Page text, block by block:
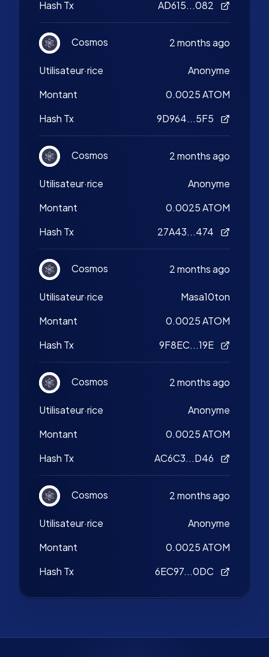
Hash Tx AD615...082
Cosmos 2 months ago
Utilisateur·rice
Anonyme
Montant
0.0025 ATOM
Hash Tx
9D964...5F5
Cosmos 2 months ago
Utilisateur·rice
Anonyme
Montant
0.0025 ATOM
Hash Tx
27A43...474
Cosmos 2 months ago
Utilisateur·rice
Masa10ton
Montant
0.0025 ATOM
Hash Tx
9F8EC...19E
Cosmos 2 months ago
Utilisateur·rice
Anonyme
Montant
0.0025 ATOM
Hash Tx
AC6C3...D46
Cosmos 2 months ago
Utilisateur·rice
Anonyme
Montant
0.0025 ATOM
Hash Tx
6EC97...0DC